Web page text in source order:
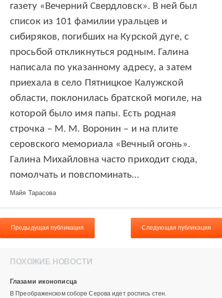
газету «Вечерний Свердловск». В ней был
список из 101 фамилии уральцев и
сибиряков, погибших на Курской дуге, с
просьбой откликнуться родным. Галина
написала по указанному адресу, а затем
приехала в село Пятницкое Калужской
области, поклонилась братской могиле, на
которой было имя папы. Есть родная
строчка – М. М. Воронин – и на плите
серовского мемориала «Вечный огонь».
Галина Михайловна часто приходит сюда,
помолчать и повспоминать…
Майя Тарасова
Предыдущая публикация Следующая публикация
ПОХОЖИЕ НОВОСТИ
Глазами иконописца
В Преображенском соборе Серова идет роспись стен.